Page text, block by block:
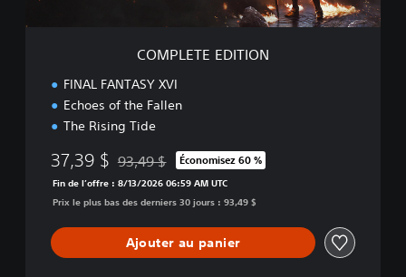
T
COMPLETE EDITION
FINAL FANTASY XVI
Echoes of the Fallen
The Rising Tide
37,39 $ Remise par rapport au prix d'origine de 93,49 $
93,49 $ Économisez 60 %
Fin de l’offre : 8/13/2026 06:59 AM UTC
Prix le plus bas des derniers 30 jours : 93,49 $
Ajouter au panier